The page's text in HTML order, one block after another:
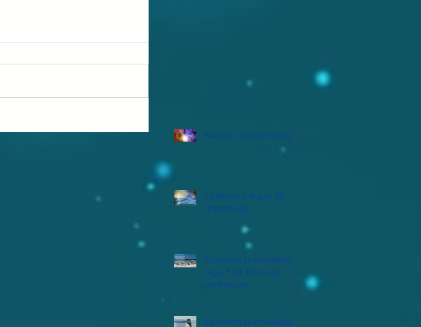
No sex : un sujet tabou
La liberté a le prix de
l'incertitude
Comment se manifeste
l'ego ? 24. Passé et
ruminations
Comment se manifeste